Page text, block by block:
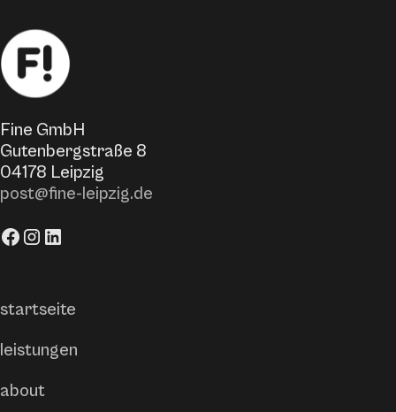
Fine GmbH
Gutenbergstraße 8
04178 Leipzig
post@fine-leipzig.de
startseite
leistungen
about